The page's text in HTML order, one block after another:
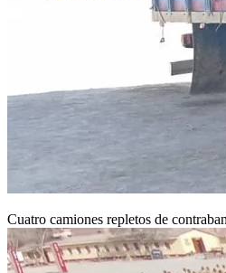
Cuatro camiones repletos de